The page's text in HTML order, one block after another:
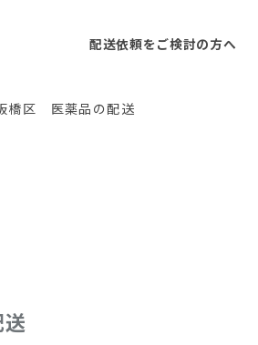
配送依頼をご検討の方へ
橋区 医薬品の配送